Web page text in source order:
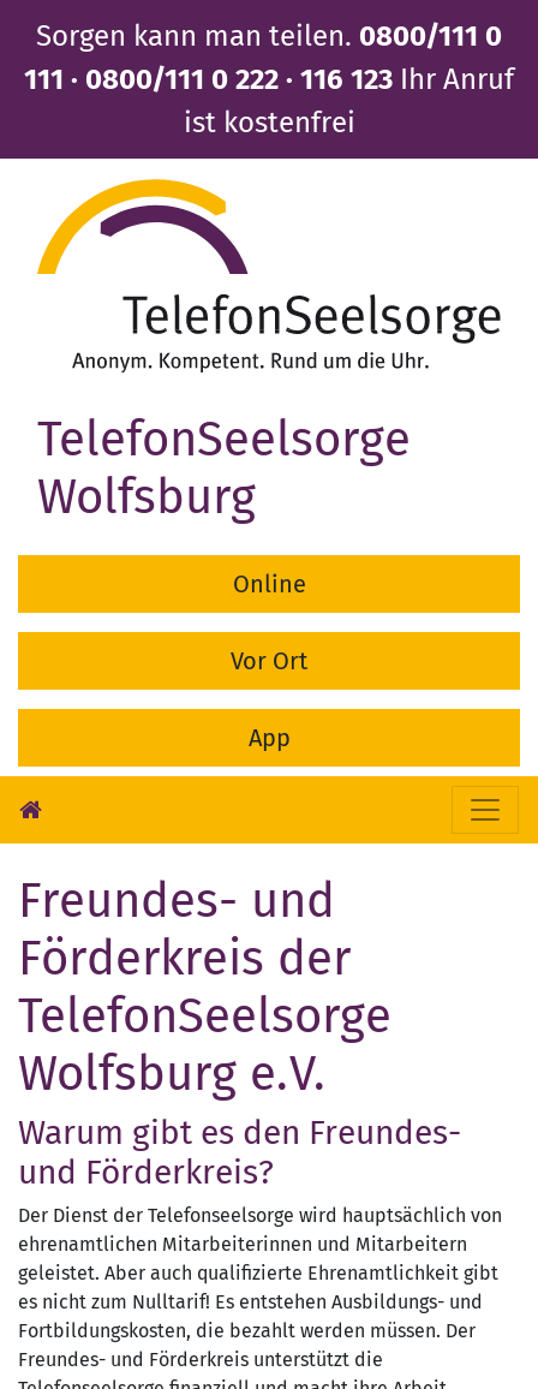
Inhalt
Sorgen kann man teilen. 0800/111 0
111 · 0800/111 0 222 · 116 123 Ihr Anruf
ist kostenfrei
TelefonSeelsorge
Wolfsburg
Online
Vor Ort
App
Freundes- und
Förderkreis der
TelefonSeelsorge
Wolfsburg e.V.
Warum gibt es den Freundes-
und Förderkreis?
Der Dienst der Telefonseelsorge wird hauptsächlich von
ehrenamtlichen Mitarbeiterinnen und Mitarbeitern
geleistet. Aber auch qualifizierte Ehrenamtlichkeit gibt
es nicht zum Nulltarif! Es entstehen Ausbildungs- und
Fortbildungskosten, die bezahlt werden müssen. Der
Freundes- und Förderkreis unterstützt die